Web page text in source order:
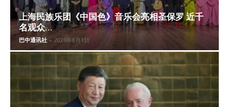
上海民族乐团《中国色》音乐会亮相圣保罗 近千
名观众...
巴中通讯社 - 2026年8月1日